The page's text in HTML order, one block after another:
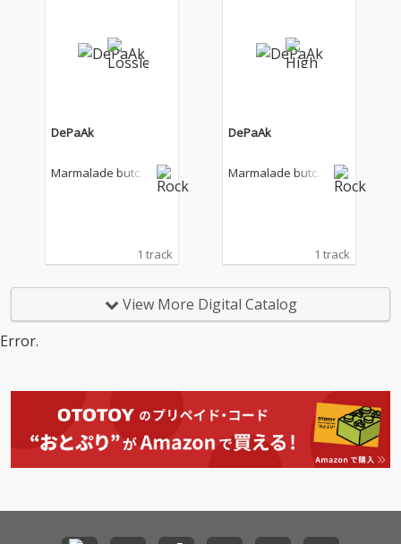
年ぶり・待望のフルア
ルバム!前作『Uteruch
実績を重ねたことによ
り、演奏やフレーズ・
た、バンドの集大成と
もいえるフルアルバム!
年ぶり・待望のフルア
ルバム!前作『Uteruch
実績を重ねたことによ
り、演奏やフレーズ・
た、バンドの集大成と
もいえるフルアルバム!
DePaAk
Marmalade butch
1 track
DePaAk
Marmalade butch
1 track
View More Digital Catalog
Error.